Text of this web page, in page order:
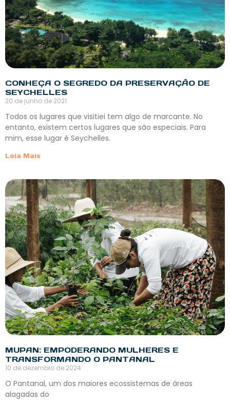
CONHEÇA O SEGREDO DA PRESERVAÇÃO DE
SEYCHELLES
20 de junho de 2021
Todos os lugares que visitiei tem algo de marcante. No
entanto, existem certos lugares que são especiais. Para
mim, esse lugar é Seychelles.
Leia Mais
MUPAN: EMPODERANDO MULHERES E
TRANSFORMANDO O PANTANAL
10 de dezembro de 2024
O Pantanal, um dos maiores ecossistemas de áreas
alagadas do